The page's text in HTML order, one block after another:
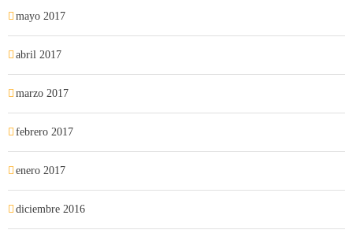
mayo 2017
abril 2017
marzo 2017
febrero 2017
enero 2017
diciembre 2016